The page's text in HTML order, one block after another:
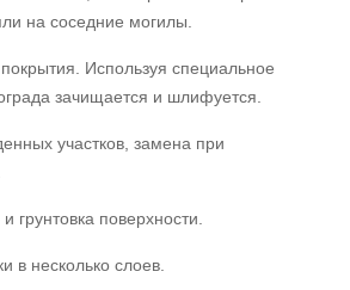
на соседние могилы.
Используя специальное
зачищается и шлифуется.
участков, замена при
грунтовка поверхности.
в несколько слоев.